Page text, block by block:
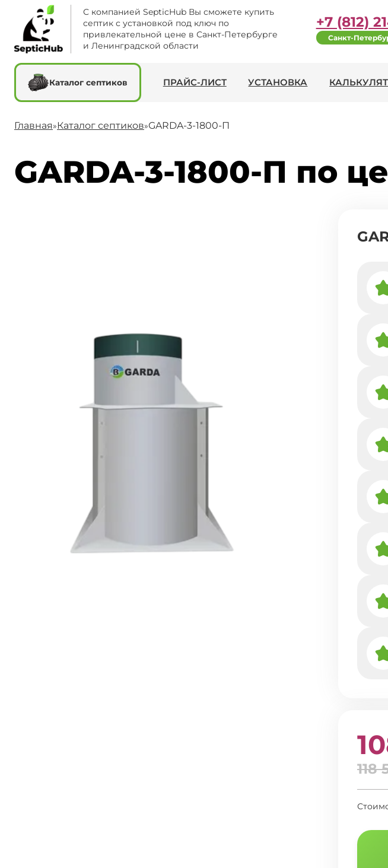
С компанией SepticHub Вы сможете купить
септик с установкой под ключ по
привлекательной цене в Санкт-Петербурге
и Ленинградской области
+7 (812)
Санкт-
Каталог септиков ПРАЙС-ЛИСТ УСТАНОВКА
Главная»Каталог септиков»GARDA-3-1800-П
GARDA-3-1800-П по
118